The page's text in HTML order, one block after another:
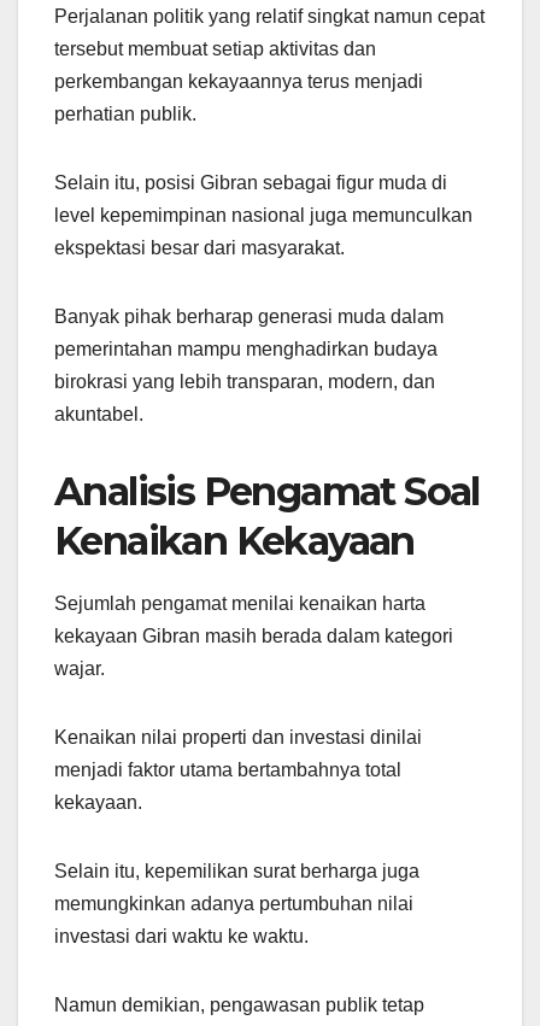
Perjalanan politik yang relatif singkat namun cepat
tersebut membuat setiap aktivitas dan
perkembangan kekayaannya terus menjadi
perhatian publik.
Selain itu, posisi Gibran sebagai figur muda di
level kepemimpinan nasional juga memunculkan
ekspektasi besar dari masyarakat.
Banyak pihak berharap generasi muda dalam
pemerintahan mampu menghadirkan budaya
birokrasi yang lebih transparan, modern, dan
akuntabel.
Analisis Pengamat Soal
Kenaikan Kekayaan
Sejumlah pengamat menilai kenaikan harta
kekayaan Gibran masih berada dalam kategori
wajar.
Kenaikan nilai properti dan investasi dinilai
menjadi faktor utama bertambahnya total
kekayaan.
Selain itu, kepemilikan surat berharga juga
memungkinkan adanya pertumbuhan nilai
investasi dari waktu ke waktu.
Namun demikian, pengawasan publik tetap